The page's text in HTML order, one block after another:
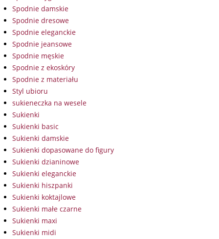
Spodnie damskie
Spodnie dresowe
Spodnie eleganckie
Spodnie jeansowe
Spodnie męskie
Spodnie z ekoskóry
Spodnie z materiału
Styl ubioru
sukieneczka na wesele
Sukienki
Sukienki basic
Sukienki damskie
Sukienki dopasowane do figury
Sukienki dzianinowe
Sukienki eleganckie
Sukienki hiszpanki
Sukienki koktajlowe
Sukienki małe czarne
Sukienki maxi
Sukienki midi